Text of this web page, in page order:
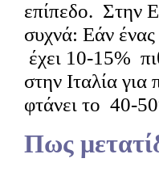
επίπεδο. Στην
συχνά: Εάν ένας
έχει 10-15%
στην Ιταλία
φτάνει το 40-
Πως